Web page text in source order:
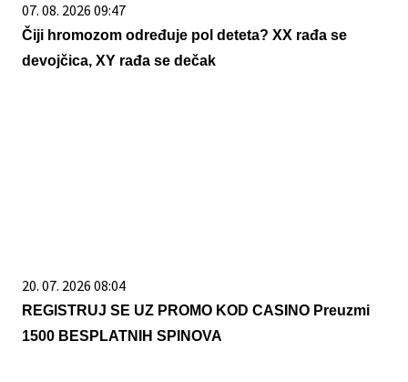
07. 08. 2026 09:47
Čiji hromozom određuje pol deteta? XX rađa se
devojčica, XY rađa se dečak
20. 07. 2026 08:04
REGISTRUJ SE UZ PROMO KOD CASINO Preuzmi
1500 BESPLATNIH SPINOVA